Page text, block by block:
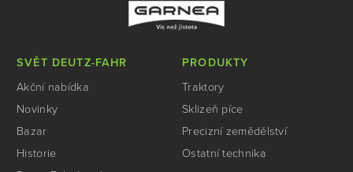
SVĚT DEUTZ-FAHR
Akční nabídka
Novinky
Bazar
Historie
PRODUKTY
Traktory
Sklizeň píce
Precizní zemědělství
Ostatní technika